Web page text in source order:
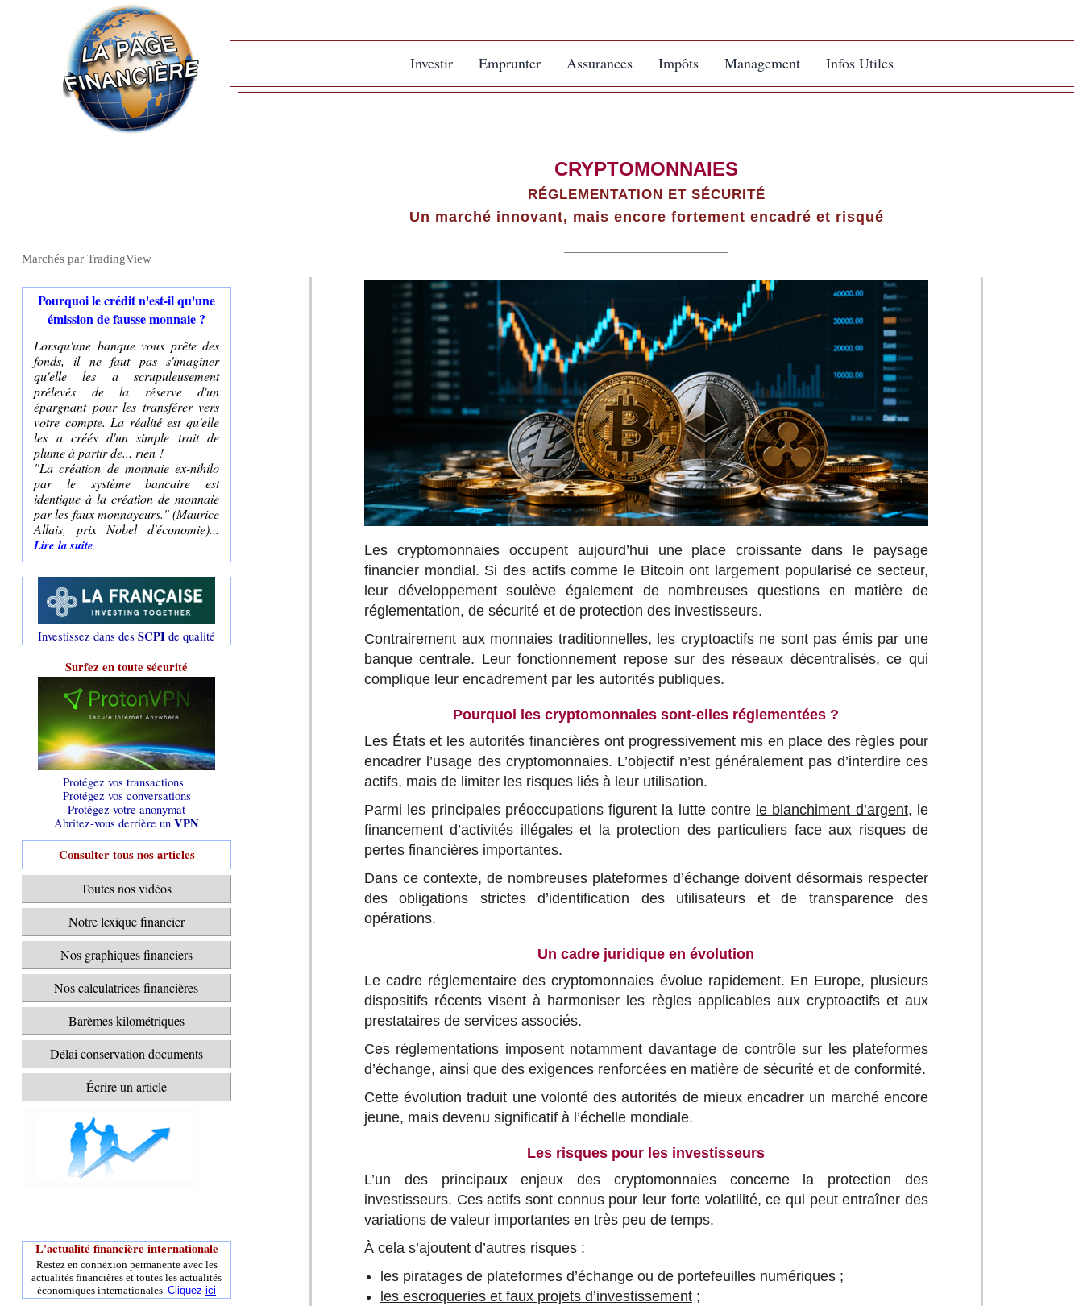
Investir Emprunter Assurances Impôts Management Infos Utiles
Marchés par TradingView
Pourquoi le crédit n'est-il qu'une
émission de fausse monnaie ?
Lorsqu'une banque vous prête des
fonds, il ne faut pas s'imaginer
qu'elle les a scrupuleusement
prélevés de la réserve d'un
épargnant pour les transférer vers
votre compte. La réalité est qu'elle
les a créés d'un simple trait de
plume à partir de... rien !
"La création de monnaie ex-nihilo
par le système bancaire est
identique à la création de monnaie
par les faux monnayeurs." (Maurice
Allais, prix Nobel d'économie)...
Lire la suite
Investissez dans des SCPI de qualité
Surfez en toute sécurité
Protégez vos transactions
Protégez vos conversations
Protégez votre anonymat
Abritez-vous derrière un VPN
Consulter tous nos articles
Toutes nos vidéos
Notre lexique financier
Nos graphiques financiers
Nos calculatrices financières
Barèmes kilométriques
Délai conservation documents
Écrire un article
L'actualité financière internationale
Restez en connexion permanente avec les
actualités financières et toutes les actualités
économiques internationales. Cliquez ici
CRYPTOMONNAIES
RÉGLEMENTATION ET SÉCURITÉ
Un marché innovant, mais encore fortement encadré et risqué
Les cryptomonnaies occupent aujourd’hui une place croissante dans le paysage
financier mondial. Si des actifs comme le Bitcoin ont largement popularisé ce secteur,
leur développement soulève également de nombreuses questions en matière de
réglementation, de sécurité et de protection des investisseurs.
Contrairement aux monnaies traditionnelles, les cryptoactifs ne sont pas émis par une
banque centrale. Leur fonctionnement repose sur des réseaux décentralisés, ce qui
complique leur encadrement par les autorités publiques.
Pourquoi les cryptomonnaies sont-elles réglementées ?
Les États et les autorités financières ont progressivement mis en place des règles pour
encadrer l’usage des cryptomonnaies. L’objectif n’est généralement pas d’interdire ces
actifs, mais de limiter les risques liés à leur utilisation.
Parmi les principales préoccupations figurent la lutte contre le blanchiment d’argent, le
financement d’activités illégales et la protection des particuliers face aux risques de
pertes financières importantes.
Dans ce contexte, de nombreuses plateformes d’échange doivent désormais respecter
des obligations strictes d’identification des utilisateurs et de transparence des
opérations.
Un cadre juridique en évolution
Le cadre réglementaire des cryptomonnaies évolue rapidement. En Europe, plusieurs
dispositifs récents visent à harmoniser les règles applicables aux cryptoactifs et aux
prestataires de services associés.
Ces réglementations imposent notamment davantage de contrôle sur les plateformes
d’échange, ainsi que des exigences renforcées en matière de sécurité et de conformité.
Cette évolution traduit une volonté des autorités de mieux encadrer un marché encore
jeune, mais devenu significatif à l’échelle mondiale.
Les risques pour les investisseurs
L’un des principaux enjeux des cryptomonnaies concerne la protection des
investisseurs. Ces actifs sont connus pour leur forte volatilité, ce qui peut entraîner des
variations de valeur importantes en très peu de temps.
À cela s’ajoutent d’autres risques :
les piratages de plateformes d’échange ou de portefeuilles numériques ;
les escroqueries et faux projets d’investissement;